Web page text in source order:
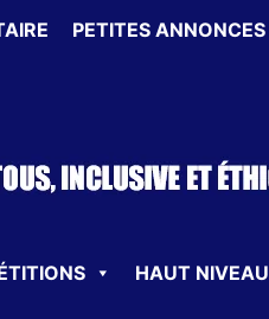
PETITES ANNONCES
HAUT NIVEAU